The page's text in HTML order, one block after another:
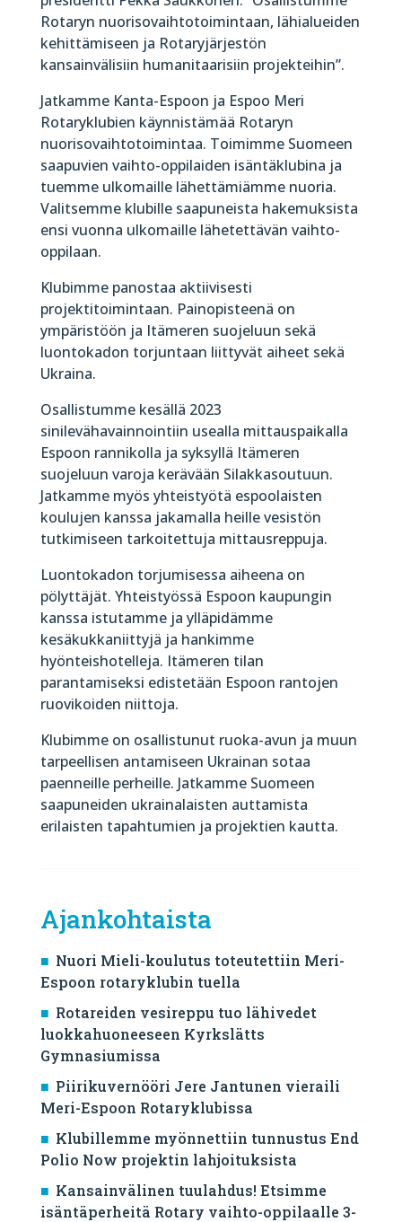
Rotaryn nuorisovaihtotoimintaan, lähialueiden
kehittämiseen ja Rotaryjärjestön
kansainvälisiin humanitaarisiin projekteihin”.
Jatkamme Kanta-Espoon ja Espoo Meri
Rotaryklubien käynnistämää Rotaryn
nuorisovaihtotoimintaa. Toimimme Suomeen
saapuvien vaihto-oppilaiden isäntäklubina ja
tuemme ulkomaille lähettämiämme nuoria.
Valitsemme klubille saapuneista hakemuksista
ensi vuonna ulkomaille lähetettävän vaihto-
oppilaan.
Klubimme panostaa aktiivisesti
projektitoimintaan. Painopisteenä on
ympäristöön ja Itämeren suojeluun sekä
luontokadon torjuntaan liittyvät aiheet sekä
Ukraina.
Osallistumme kesällä 2023
sinilevähavainnointiin usealla mittauspaikalla
Espoon rannikolla ja syksyllä Itämeren
suojeluun varoja kerävään Silakkasoutuun.
Jatkamme myös yhteistyötä espoolaisten
koulujen kanssa jakamalla heille vesistön
tutkimiseen tarkoitettuja mittausreppuja.
Luontokadon torjumisessa aiheena on
pölyttäjät. Yhteistyössä Espoon kaupungin
kanssa istutamme ja ylläpidämme
kesäkukkaniittyjä ja hankimme
hyönteishotelleja. Itämeren tilan
parantamiseksi edistetään Espoon rantojen
ruovikoiden niittoja.
Klubimme on osallistunut ruoka-avun ja muun
tarpeellisen antamiseen Ukrainan sotaa
paenneille perheille. Jatkamme Suomeen
saapuneiden ukrainalaisten auttamista
erilaisten tapahtumien ja projektien kautta.
Ajankohtaista
Nuori Mieli-koulutus toteutettiin Meri-
Espoon rotaryklubin tuella
Rotareiden vesireppu tuo lähivedet
luokkahuoneeseen Kyrkslätts
Gymnasiumissa
Piirikuvernööri Jere Jantunen vieraili
Meri-Espoon Rotaryklubissa
Klubillemme myönnettiin tunnustus End
Polio Now projektin lahjoituksista
Kansainvälinen tuulahdus! Etsimme
isäntäperheitä Rotary vaihto-oppilaalle 3-